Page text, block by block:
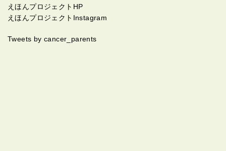
えほんプロジェクトHP
えほんプロジェクトInstagram
Tweets by cancer_parents